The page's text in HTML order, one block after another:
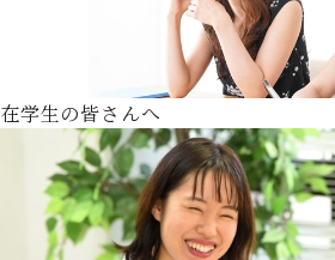
在学生の皆さんへ